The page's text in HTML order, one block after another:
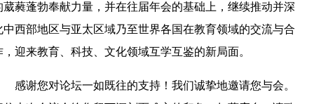
葳蕤蓬勃奉献力量，并在往届年会的基础上，继续推动并深
中西部地区与亚太区域乃至世界各国在教育领域的交流与合
，迎来教育、科技、文化领域互学互鉴的新局面。
感谢您对论坛一如既往的支持！我们诚挚地邀请您与会。